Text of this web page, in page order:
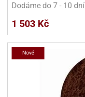
Dodáme do 7 - 10 dní
1 503 Kč
Nové